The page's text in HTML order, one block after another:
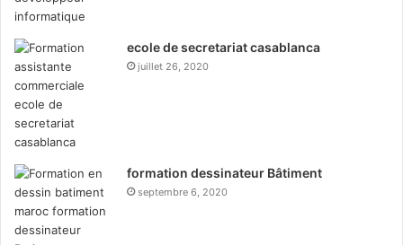
ecole de secretariat casablanca
juillet 26, 2020
formation dessinateur Bâtiment
septembre 6, 2020